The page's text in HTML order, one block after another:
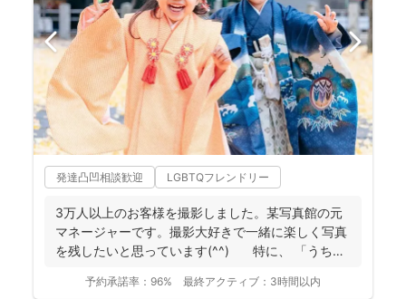
発達凸凹相談歓迎 LGBTQフレンドリー
3万人以上のお客様を撮影しました。某写真館の元
マネージャーです。撮影大好きで一緒に楽しく写真
を残したいと思っています(^^) 特に、 「うち
予約承諾率： 96% 最終アクティブ： 3時間以内